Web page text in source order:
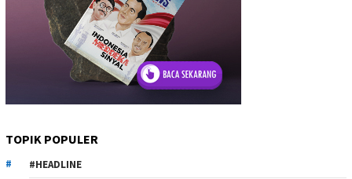
TOPIK POPULER
#HEADLINE